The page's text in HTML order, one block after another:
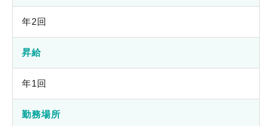
年2回
昇給
年1回
勤務場所